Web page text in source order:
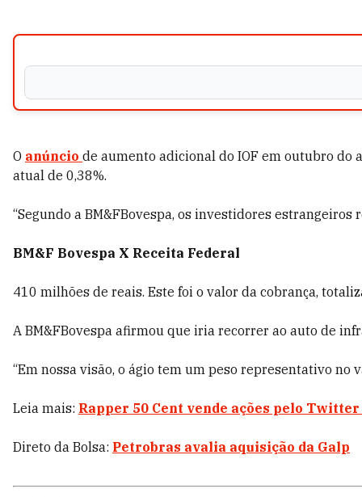
O anúncio de aumento adicional do IOF em outubro do
atual de 0,38%.
“Segundo a BM&FBovespa, os investidores
BM&F Bovespa X Receita Federal
410 milhões de reais. Este foi o valor da cobrança,
A BM&FBovespa afirmou que iria recorrer ao auto de
“Em nossa visão, o ágio tem um peso representativo
Leia mais: Rapper 50 Cent vende ações pelo
Direto da Bolsa: Petrobras avalia aquisição da Galp